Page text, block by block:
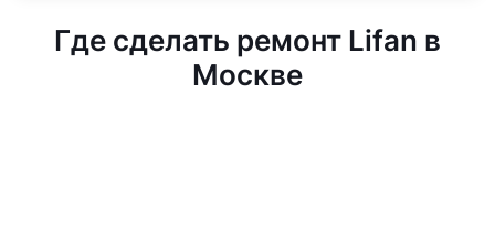
Где сделать ремонт Lifan в
Москве